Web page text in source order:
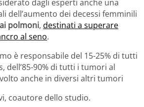
dagli esperti anche una
dell’aumento dei decessi femminili
polmoni, destinati a superare
al seno.
è responsabile del 15-25% di tutti
dell’85-90% di tutti i tumori al
anche in diversi altri tumori
coautore dello studio.